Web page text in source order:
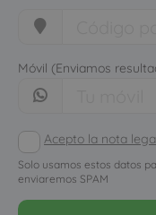
Móvil (Enviamos
Acepto la nota
Solo usamos estos datos
enviaremos SPAM